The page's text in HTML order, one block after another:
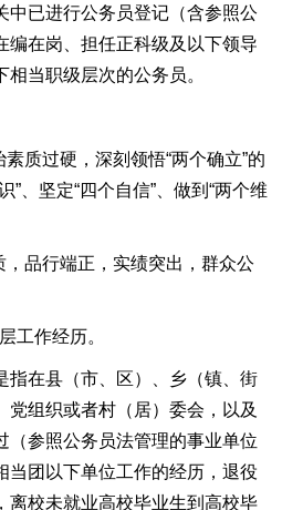
已进行公务员登记（含参照公
编在岗、担任正科级及以下领导
当职级层次的公务员。
过硬，深刻领悟“两个确立”的
”、坚定“四个自信”、做到“两个维
品行端正，实绩突出，群众公
作经历。
在县（市、区）、乡（镇、街
党组织或者村（居）委会，以及
（参照公务员法管理的事业单位
当团以下单位工作的经历，退役
离校未就业高校毕业生到高校毕